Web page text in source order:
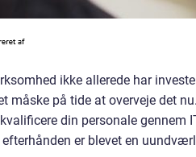
ikke allerede har
måske på tide at overveje det
din personale gennem
efterhånden er blevet en